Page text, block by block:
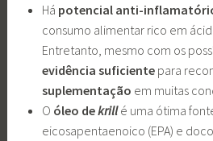
Há potencial anti-
consumo alimentar rico em
Entretanto, mesmo com os
evidência suficientepara
suplementação em muitas
O óleo dekrillé uma ótima
eicosapentaenoico (EPA) e